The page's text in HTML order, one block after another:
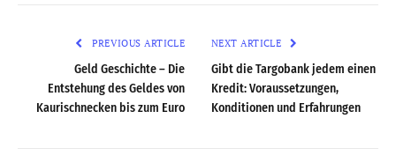
PREVIOUS ARTICLE
Geld Geschichte – Die
Entstehung des Geldes von
Kaurischnecken bis zum Euro
NEXT ARTICLE
Gibt die Targobank jedem einen
Kredit: Voraussetzungen,
Konditionen und Erfahrungen